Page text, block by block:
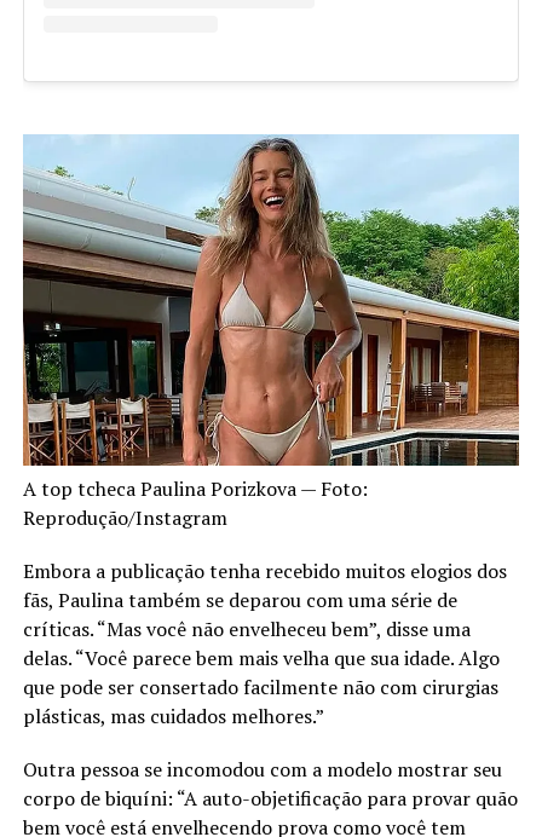
A top tcheca Paulina Porizkova — Foto:
Reprodução/Instagram
Embora a publicação tenha recebido muitos elogios dos
fãs, Paulina também se deparou com uma série de
críticas. “Mas você não envelheceu bem”, disse uma
delas. “Você parece bem mais velha que sua idade. Algo
que pode ser consertado facilmente não com cirurgias
plásticas, mas cuidados melhores.”
Outra pessoa se incomodou com a modelo mostrar seu
corpo de biquíni: “A auto-objetificação para provar quão
bem você está envelhecendo prova como você tem